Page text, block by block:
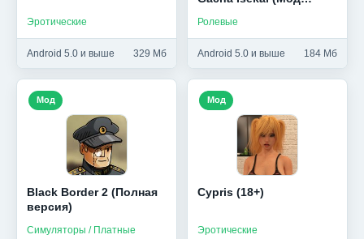
Эротические
Android 5.0 и выше 329 Мб
Ролевые
Android 5.0 и выше 184 Мб
Black Border 2 (Полная
версия)
Симуляторы / Платные
Мод
Cypris (18+)
Эротические
Мод